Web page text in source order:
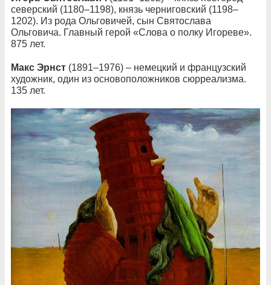
северский (1180–1198), князь черниговский (1198–
1202). Из рода Ольговичей, сын Святослава
Ольговича. Главный герой «Слова о полку Игореве».
875 лет.
Макс Эрнст (1891–1976) – немецкий и французский
художник, один из основоположников сюрреализма.
135 лет.